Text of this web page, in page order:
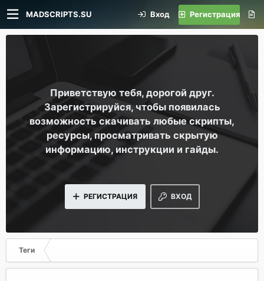
MADSCRIPTS.SU Вход Регистрация
Приветствую тебя, дорогой друг.
Зарегистрируйся, чтобы появилась
возможность скачивать любые скрипты,
ресурсы, просматривать скрытую
информацию, инструкции и гайды.
ВХОД
РЕГИСТРАЦИЯ
Теги